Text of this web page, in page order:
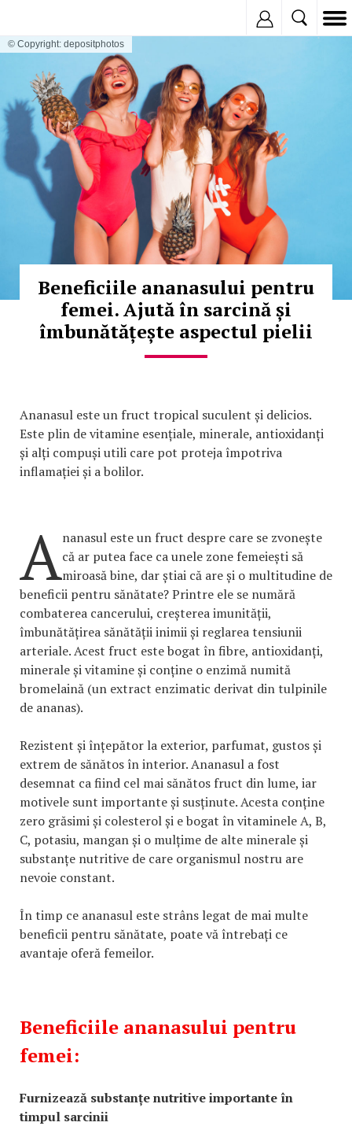
© Copyright: depositphotos
Beneficiile ananasului pentru
femei. Ajută în sarcină și
îmbunătățește aspectul pielii
Ananasul este un fruct tropical suculent și delicios.
Este plin de vitamine esențiale, minerale, antioxidanți
și alți compuși utili care pot proteja împotriva
inflamației și a bolilor.
Ananasul este un fruct despre care se zvonește
că ar putea face ca unele zone femeiești să
miroasă bine, dar știai că are și o multitudine de
beneficii pentru sănătate? Printre ele se numără
combaterea cancerului, creșterea imunității,
îmbunătățirea sănătății inimii și reglarea tensiunii
arteriale. Acest fruct este bogat în fibre, antioxidanți,
minerale și vitamine și conține o enzimă numită
bromelaină (un extract enzimatic derivat din tulpinile
de ananas).
Rezistent și înțepător la exterior, parfumat, gustos și
extrem de sănătos în interior. Ananasul a fost
desemnat ca fiind cel mai sănătos fruct din lume, iar
motivele sunt importante și susținute. Acesta conține
zero grăsimi și colesterol și e bogat în vitaminele A, B,
C, potasiu, mangan și o mulțime de alte minerale și
substanțe nutritive de care organismul nostru are
nevoie constant.
În timp ce ananasul este strâns legat de mai multe
beneficii pentru sănătate, poate vă întrebați ce
avantaje oferă femeilor.
Beneficiile ananasului pentru
femei:
Furnizează substanțe nutritive importante în
timpul sarcinii